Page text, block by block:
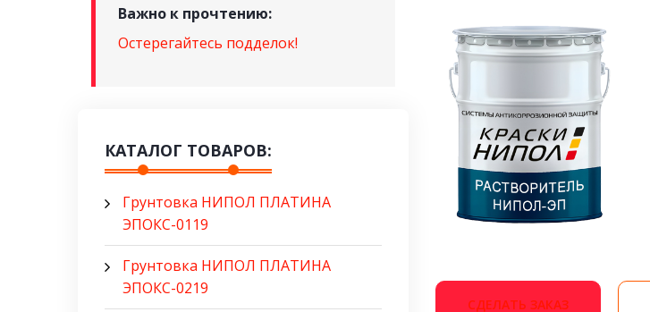
Важно к прочтению:
Остерегайтесь подделок!
КАТАЛОГ ТОВАРОВ:
Грунтовка НИПОЛ ПЛАТИНА
ЭПОКС-0119
Грунтовка НИПОЛ ПЛАТИНА
ЭПОКС-0219
СДЕЛАТЬ ЗАКАЗ